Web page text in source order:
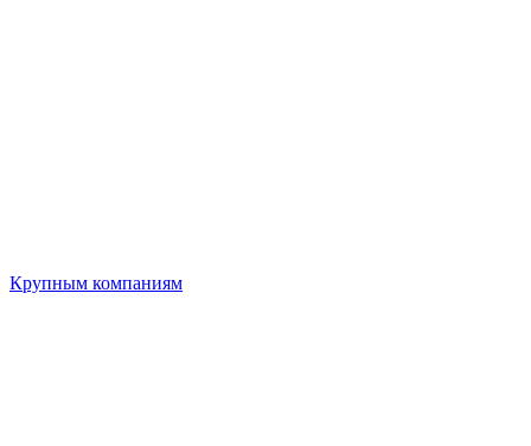
Крупным компаниям